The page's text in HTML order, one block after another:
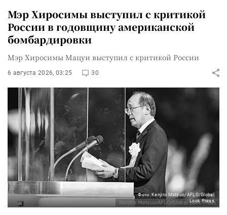
Мэр Хиросимы выступил с критикой
России в годовщину американской
бомбардировки
Мэр Хиросимы Мацуи выступил с критикой России
6 августа 2026, 03:25 30
Фото: Kenjiro Matsuo/AFLO/Global
Look Press